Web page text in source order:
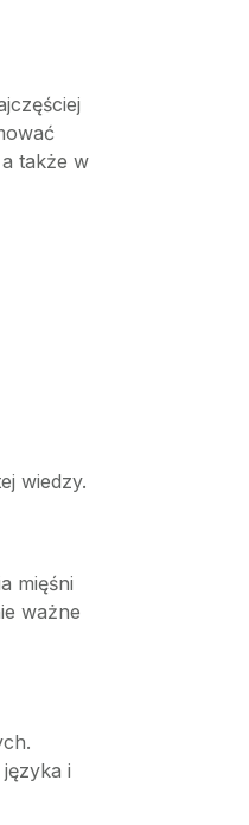
także w
wiedzy.
mięśni
ważne
i